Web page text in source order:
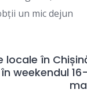
un mic dejun
locale în
weekendul